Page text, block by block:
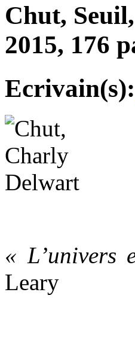
Chut,
2015, 176
Ecrivain(s):
« L’univers
Leary